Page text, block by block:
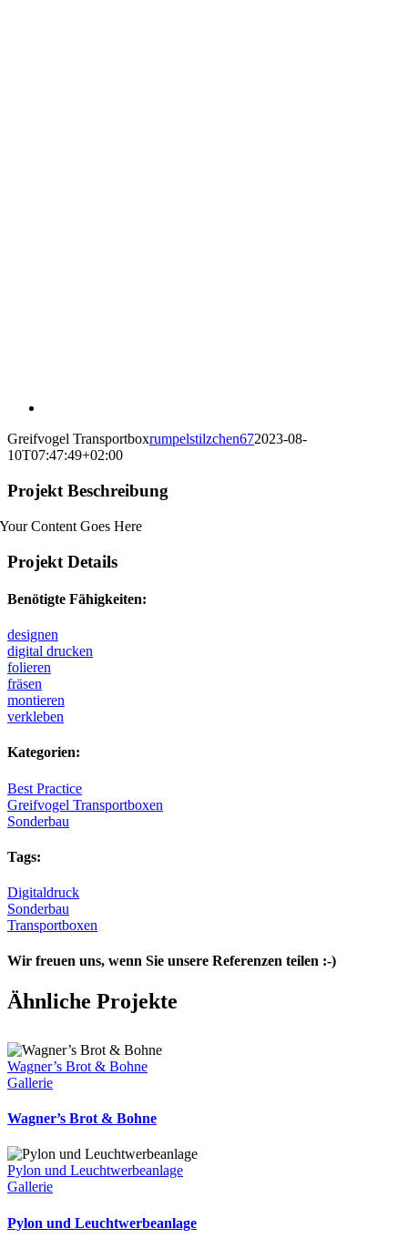
Greifvogel Transportboxrumpelstilzchen672023-08-
10T07:47:49+02:00
Projekt Beschreibung
Your Content Goes Here
Projekt Details
Benötigte Fähigkeiten:
designen
digital drucken
folieren
fräsen
montieren
verkleben
Kategorien:
Best Practice
Greifvogel Transportboxen
Sonderbau
Tags:
Digitaldruck
Sonderbau
Transportboxen
Wir freuen uns, wenn Sie unsere Referenzen teilen :-)
Facebook
X
LinkedIn
WhatsApp
Pinterest
E-
Mail
Ähnliche Projekte
Wagner’s Brot & Bohne
Gallerie
Wagner’s Brot & Bohne
Pylon und Leuchtwerbeanlage
Gallerie
Pylon und Leuchtwerbeanlage